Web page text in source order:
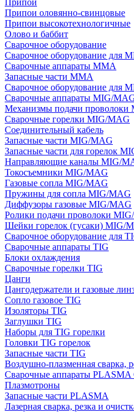
Припои
Припои оловянно-свинцовые
Припои высокотехнологичные
Олово и баббит
Сварочное оборудование
Сварочное оборудование для
Сварочные аппараты MMA
Запасные части MMA
Сварочное оборудование для
Сварочные аппараты MIG/
Механизмы подачи проволоки
Сварочные горелки MIG/MAG
Соединительный кабель
Запасные части MIG/MAG
Запасные части для горелок
Направляющие каналы MIG/
Токосъемники MIG/MAG
Газовые сопла MIG/MAG
Пружины для сопла MIG/MAG
Диффузоры газовые MIG/MAG
Ролики подачи проволоки
Шейки горелок (гусаки) MIG/
Сварочное оборудование для
Сварочные аппараты TIG
Блоки охлаждения
Сварочные горелки TIG
Цанги
Цангодержатели и газовые
Сопло газовое TIG
Изоляторы TIG
Заглушки TIG
Наборы для TIG горелки
Головки TIG горелок
Запасные части TIG
Воздушно-плазменная сварка,
Сварочные аппараты PLASMA
Плазмотроны
Запасные части PLASMA
Лазерная сварка, резка и